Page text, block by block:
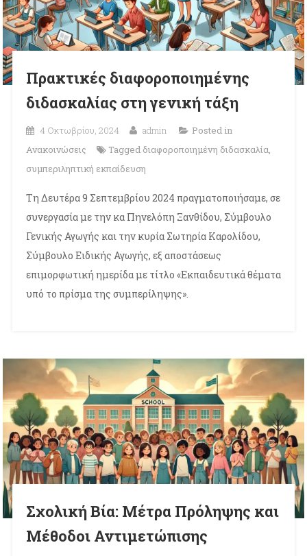
Πρακτικές διαφοροποιημένης
διδασκαλίας στη γενική τάξη
4 Οκτωβρίου, 2024 admin
Posted in
Ανακοινώσεις
Tagged διαφοροποιημένη διδασκαλία,
συμπεριληπτική εκπαίδευση
Τη Δευτέρα 9 Σεπτεμβρίου 2024 πραγματοποιήσαμε, σε
συνεργασία με την κα Πηνελόπη Ξανθίδου, Σύμβουλο
Γενικής Αγωγής και την κυρία Σωτηρία Καρολίδου,
Σύμβουλο Ειδικής Αγωγής, εξ αποστάσεως
επιμορφωτική ημερίδα με τίτλο «Εκπαιδευτικά θέματα
υπό το πρίσμα της συμπερίληψης».
Σχολική Βία: Μέτρα Πρόληψης και
Μέθοδοι Αντιμετώπισης